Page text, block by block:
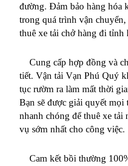
đường. Đảm bảo hàng hóa
trong quá trình vận
thuê xe tải chở hàng đi tỉnh
Cung cấp hợp đồng và
tiết. Vận tải Vạn Phú Quý
tục rườm ra làm mất thời
Bạn sẽ được giải quyết mọi
nhanh chóng để thuê xe tải
vụ sớm nhất cho công việc.
Cam kết bồi thường